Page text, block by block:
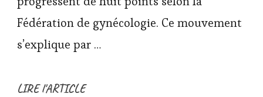
Fédération de gynécologie. Ce mouvement
s’explique par …
LIRE l'ARTICLE